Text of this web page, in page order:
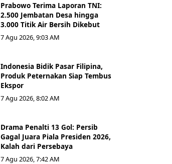
Prabowo Terima Laporan TNI:
2.500 Jembatan Desa hingga
3.000 Titik Air Bersih Dikebut
7 Agu 2026, 9:03 AM
Indonesia Bidik Pasar Filipina,
Produk Peternakan Siap Tembus
Ekspor
7 Agu 2026, 8:02 AM
Drama Penalti 13 Gol: Persib
Gagal Juara Piala Presiden 2026,
Kalah dari Persebaya
7 Agu 2026, 7:42 AM